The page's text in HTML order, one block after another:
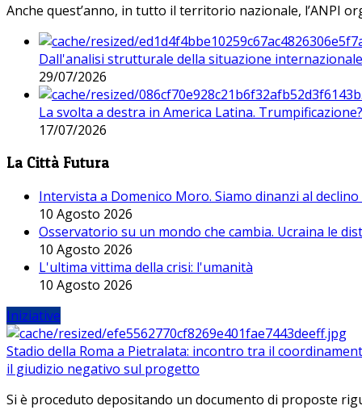
Anche quest’anno, in tutto il territorio nazionale, l’ANPI
Dall'analisi strutturale della situazione
29/07/2026
La svolta a destra in America Latina. Trumpificazione?
17/07/2026
La Città Futura
Intervista a Domenico Moro. Siamo dinanzi al declino
10 Agosto 2026
Osservatorio su un mondo che cambia. Ucraina le
10 Agosto 2026
L'ultima vittima della crisi: l'umanità
10 Agosto 2026
Iniziative
Stadio della Roma a Pietralata: incontro tra il
il giudizio negativo sul progetto
Si è proceduto depositando un documento di proposte